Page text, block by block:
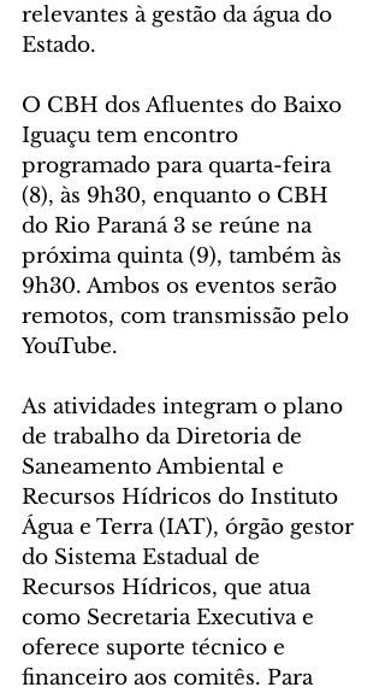
relevantes à gestão da água do
Estado.
O CBH dos Afluentes do Baixo
Iguaçu tem encontro
programado para quarta-feira
(8), às 9h30, enquanto o CBH
do Rio Paraná 3 se reúne na
próxima quinta (9), também às
9h30. Ambos os eventos serão
remotos, com transmissão pelo
YouTube.
As atividades integram o plano
de trabalho da Diretoria de
Saneamento Ambiental e
Recursos Hídricos do Instituto
Água e Terra (IAT), órgão gestor
do Sistema Estadual de
Recursos Hídricos, que atua
como Secretaria Executiva e
oferece suporte técnico e
financeiro aos comitês. Para